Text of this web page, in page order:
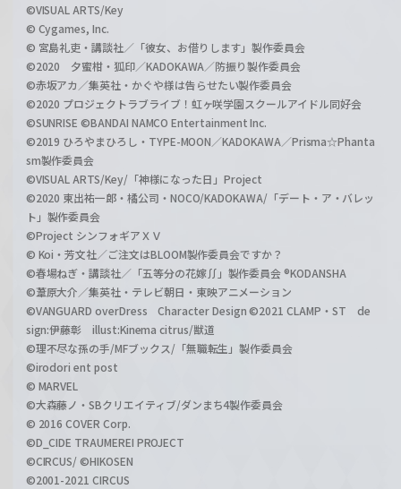
©VISUAL ARTS/Key
© Cygames, Inc.
© 宮島礼吏・講談社／「彼女、お借りします」製作委員会
©2020 夕蜜柑・狐印／KADOKAWA／防振り製作委員会
©赤坂アカ／集英社・かぐや様は告らせたい製作委員会
©2020 プロジェクトラブライブ！虹ヶ咲学園スクールアイドル同好会
©SUNRISE ©BANDAI NAMCO Entertainment Inc.
©2019 ひろやまひろし・TYPE-MOON／KADOKAWA／Prisma☆Phanta
sm製作委員会
©VISUAL ARTS/Key/「神様になった日」Project
©2020 東出祐一郎・橘公司・NOCO/KADOKAWA/「デート・ア・バレッ
ト」製作委員会
©Project シンフォギアＸＶ
© Koi・芳文社／ご注文はBLOOM製作委員会ですか？
©春場ねぎ・講談社／「五等分の花嫁∬」製作委員会 ®KODANSHA
©葦原大介／集英社・テレビ朝日・東映アニメーション
©VANGUARD overDress Character Design ©2021 CLAMP・ST de
sign:伊藤彰 illust:Kinema citrus/獣道
©理不尽な孫の手/MFブックス/「無職転生」製作委員会
©irodori ent post
© MARVEL
©大森藤ノ・SBクリエイティブ/ダンまち4製作委員会
© 2016 COVER Corp.
©D_CIDE TRAUMEREI PROJECT
©CIRCUS/ ©HIKOSEN
©2001-2021 CIRCUS